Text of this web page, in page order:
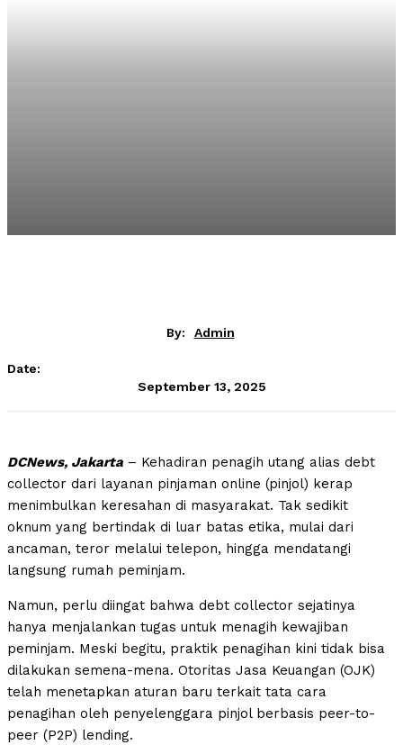
By: Admin
Date:
September 13, 2025
DCNews, Jakarta – Kehadiran penagih utang alias debt
collector dari layanan pinjaman online (pinjol) kerap
menimbulkan keresahan di masyarakat. Tak sedikit
oknum yang bertindak di luar batas etika, mulai dari
ancaman, teror melalui telepon, hingga mendatangi
langsung rumah peminjam.
Namun, perlu diingat bahwa debt collector sejatinya
hanya menjalankan tugas untuk menagih kewajiban
peminjam. Meski begitu, praktik penagihan kini tidak bisa
dilakukan semena-mena. Otoritas Jasa Keuangan (OJK)
telah menetapkan aturan baru terkait tata cara
penagihan oleh penyelenggara pinjol berbasis peer-to-
peer (P2P) lending.